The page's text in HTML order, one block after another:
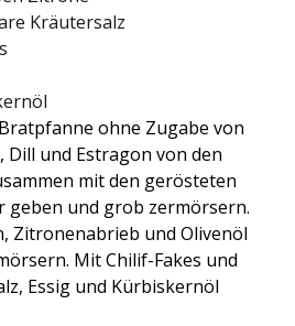
Kräutersalz
ohne Zugabe von
Dill und Estragon von den
mit den gerösteten
geben und grob zermörsern.
Zitronenabrieb und Olivenöl
Mit Chilif-Fakes und
Essig und Kürbiskernöl